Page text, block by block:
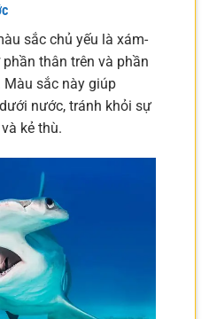
sắc chủ yếu là xám-
thân trên và phần
sắc này giúp
nước, tránh khỏi sự
kẻ thù.